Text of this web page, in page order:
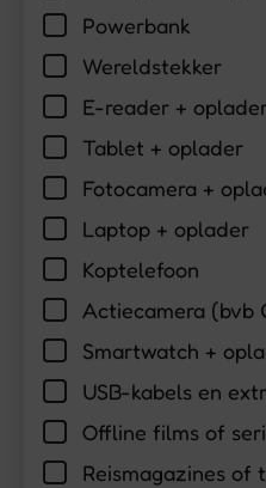
Powerbank
Wereldstekker
E-reader +
Tablet + oplader
Fotocamera +
Laptop + oplader
Koptelefoon
Actiecamera (bvb
Smartwatch +
USB-kabels en
Offline films of
Reismagazines of